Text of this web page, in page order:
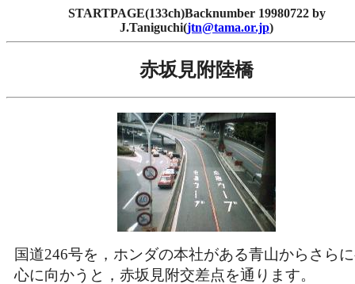
STARTPAGE(133ch)Backnumber 19980722 by
J.Taniguchi(jtn@tama.or.jp)
赤坂見附陸橋
国道246号を，ホンダの本社がある青山からさら
心に向かうと，赤坂見附交差点を通ります。